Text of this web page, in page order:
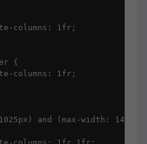
columns: 1fr;
{
columns: 1fr;
and (max-width: